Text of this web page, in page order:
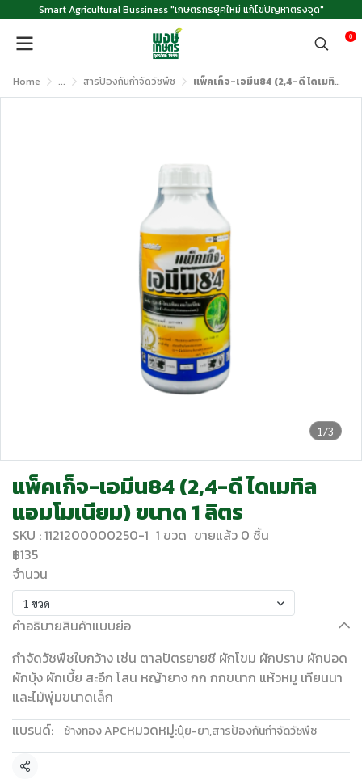
Smart Agricultural Bussiness "เกษตรกรยุคใหม่ แก้ไขปัญหาตรงจุด"
0
Home ... สารป้องกันกำจัดวัชพืช แพ็คเก็จ-เอมีน84 (2,4-ดี ไดเมทิลแอมโมเนียม) ขนาด 1 ลิตร
1/3
แพ็คเก็จ-เอมีน84 (2,4-ดี ไดเมทิล
แอมโมเนียม) ขนาด 1 ลิตร
SKU : 1121200000250-1 1 ขวด ขายแล้ว 0 ชิ้น
฿135
จำนวน
1 ขวด
คำอธิบายสินค้าแบบย่อ
กำจัดวัชพืชใบกว้าง เช่น ตาลปัตรยายชี ผักโขม ผักปราบ ผักปอด
ผักบุ้ง ผักเบี้ย สะอึก โสน หญ้ายาง กก กกขนาก แห้วหมู เทียนนา
และไม้พุ่มขนาดเล็ก
แบรนด์:
ช้างทอง APCหมวดหมู่:ปุ๋ย-ยา,สารป้องกันกำจัดวัชพืช
แชร์